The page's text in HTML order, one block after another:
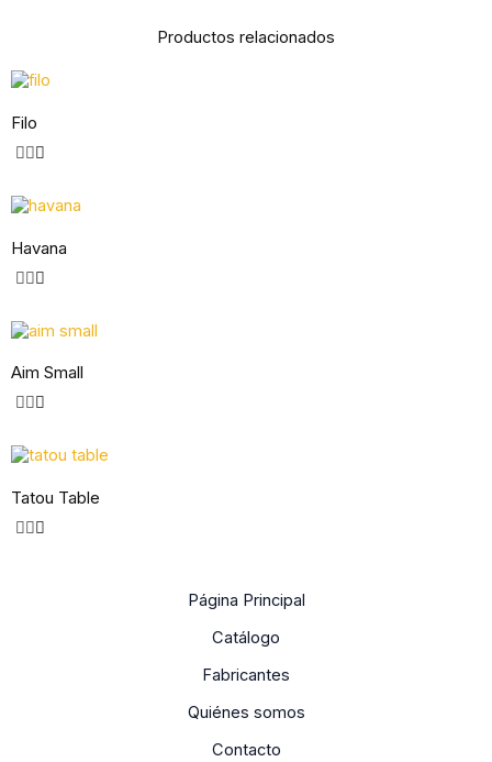
Productos relacionados
Filo
Havana
Aim Small
Tatou Table
Página Principal
Catálogo
Fabricantes
Quiénes somos
Contacto